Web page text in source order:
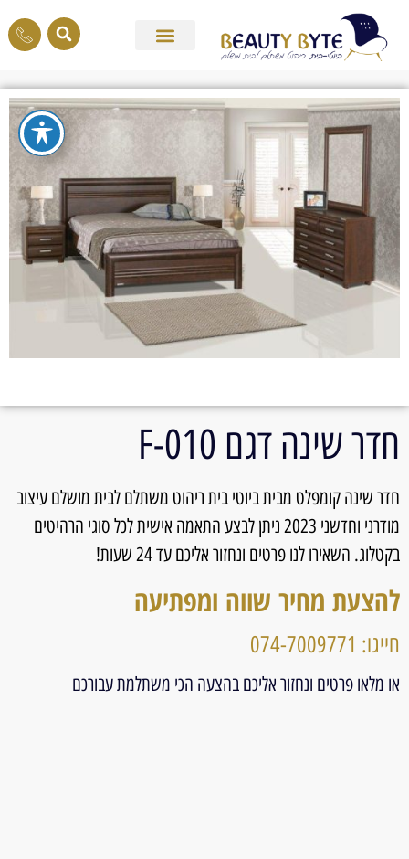
חדר שינה דגם F-010
חדר שינה קומפלט מבית ביוטי בית ריהוט משתלם לבית מושלם עיצוב
מודרני וחדשני 2023 ניתן לבצע התאמה אישית לכל סוגי הרהיטים
בקטלוג. השאירו לנו פרטים ונחזור אליכם עד 24 שעות!
להצעת מחיר שווה ומפתיעה
חייגו: 074-7009771
או מלאו פרטים ונחזור אליכם בהצעה הכי משתלמת עבורכם